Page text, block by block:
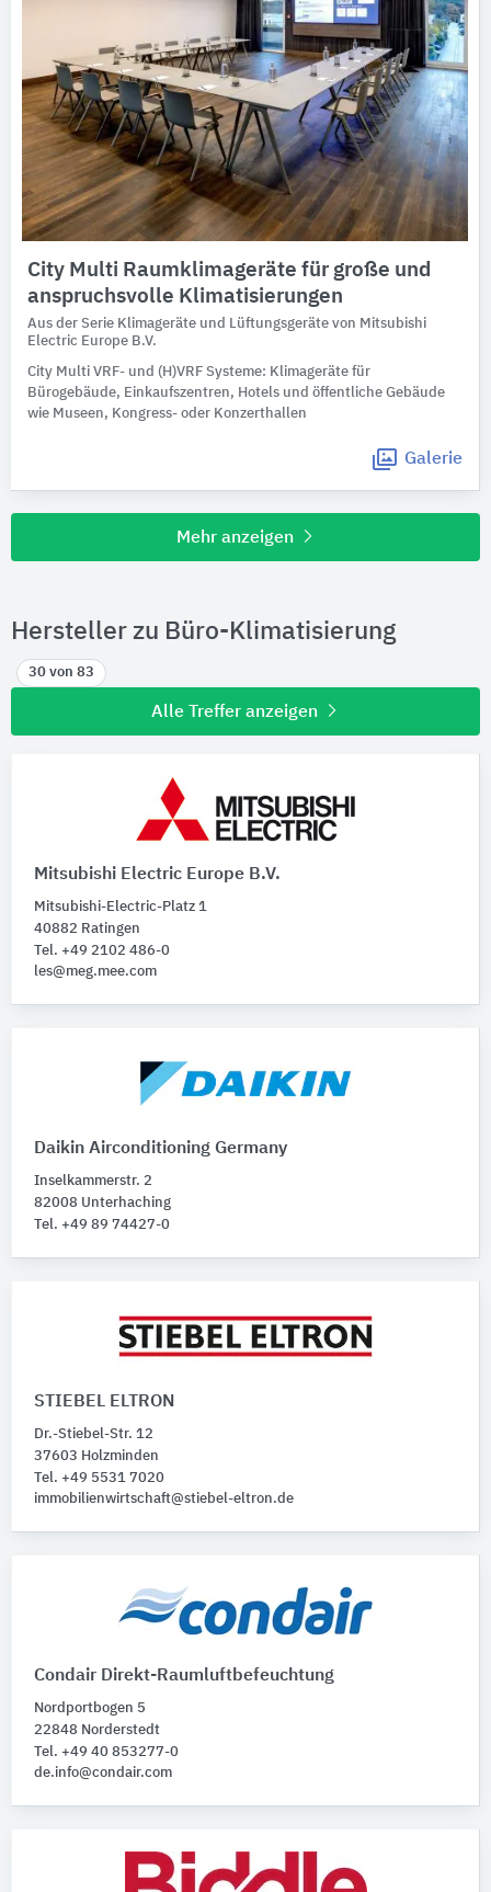
City Multi Raumklimageräte für große und
anspruchsvolle Klimatisierungen
Aus der Serie Klimageräte und Lüftungsgeräte von Mitsubishi
Electric Europe B.V.
City Multi VRF- und (H)VRF Systeme: Klimageräte für
Bürogebäude, Einkaufszentren, Hotels und öffentliche Gebäude
wie Museen, Kongress- oder Konzerthallen
Galerie
Mehr anzeigen
Hersteller zu Büro-Klimatisierung
30 von 83
Alle Treffer anzeigen
Mitsubishi Electric Europe B.V.
Mitsubishi-Electric-Platz 1
40882 Ratingen
Tel. +49 2102 486-0
les@meg.mee.com
Daikin Airconditioning Germany
Inselkammerstr. 2
82008 Unterhaching
Tel. +49 89 74427-0
STIEBEL ELTRON
Dr.-Stiebel-Str. 12
37603 Holzminden
Tel. +49 5531 7020
immobilienwirtschaft@stiebel-eltron.de
Condair Direkt-Raumluftbefeuchtung
Nordportbogen 5
22848 Norderstedt
Tel. +49 40 853277-0
de.info@condair.com